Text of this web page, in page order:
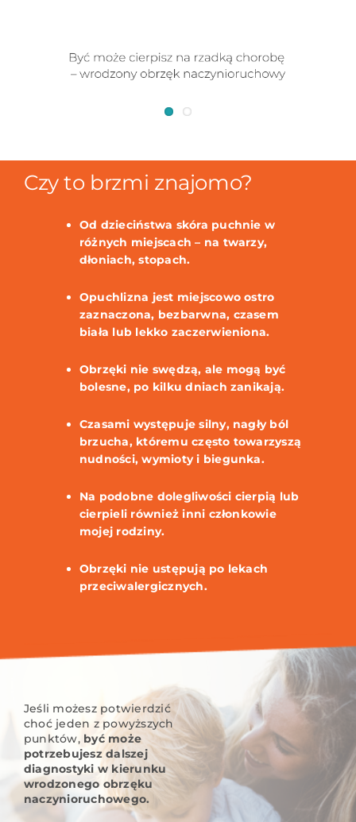
Czy to brzmi znajomo?
Od dzieciństwa skóra puchnie w
różnych miejscach – na twarzy,
dłoniach, stopach.
Opuchlizna jest miejscowo ostro
zaznaczona, bezbarwna, czasem
biała lub lekko zaczerwieniona.
Obrzęki nie swędzą, ale mogą być
bolesne, po kilku dniach zanikają.
Czasami występuje silny, nagły ból
brzucha, któremu często towarzyszą
nudności, wymioty i biegunka.
Na podobne dolegliwości cierpią lub
cierpieli również inni członkowie
mojej rodziny.
Obrzęki nie ustępują po lekach
przeciwalergicznych.
Jeśli możesz potwierdzić
choć jeden z powyższych
punktów, być może
potrzebujesz dalszej
diagnostyki w kierunku
wrodzonego obrzęku
naczynioruchowego.